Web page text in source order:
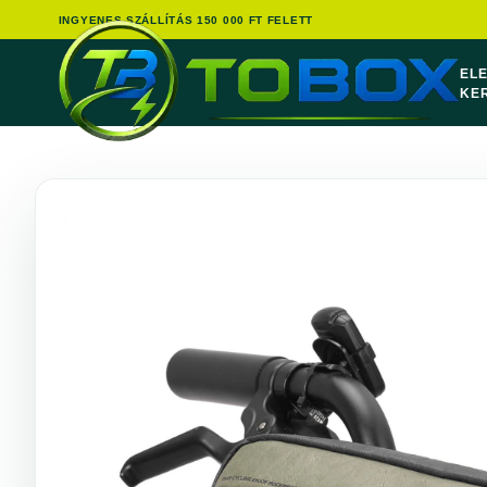
INGYENES SZÁLLÍTÁS 150 000 FT FELETT